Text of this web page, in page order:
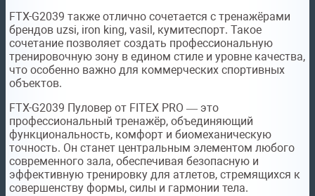
FTX-G2039 также отлично сочетается с тренажёрами
брендов uzsi, iron king, vasil, кумитеспорт. Такое
сочетание позволяет создать профессиональную
тренировочную зону в едином стиле и уровне качества,
что особенно важно для коммерческих спортивных
объектов.
FTX-G2039 Пуловер от FITEX PRO — это
профессиональный тренажёр, объединяющий
функциональность, комфорт и биомеханическую
точность. Он станет центральным элементом любого
современного зала, обеспечивая безопасную и
эффективную тренировку для атлетов, стремящихся к
совершенству формы, силы и гармонии тела.